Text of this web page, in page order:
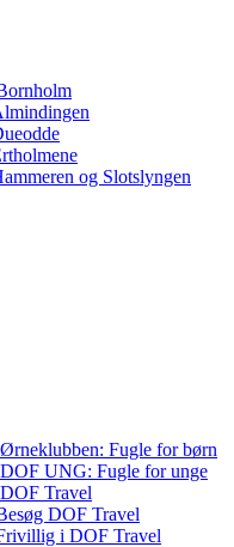
og Slotslyngen
Ørneklubben: Fugle for børn
DOF UNG: Fugle for unge
DOF Travel
DOF Travel
i DOF Travel